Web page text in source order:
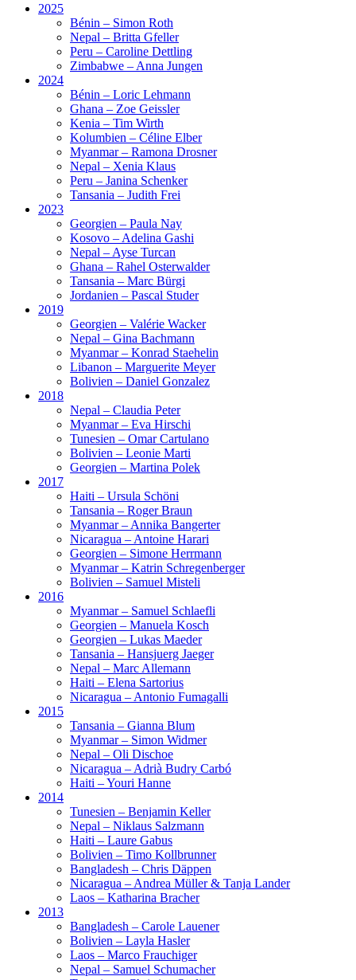
2025
Bénin – Simon Roth
Nepal – Britta Gfeller
Peru – Caroline Dettling
Zimbabwe – Anna Jungen
2024
Bénin – Loric Lehmann
Ghana – Zoe Geissler
Kenia – Tim Wirth
Kolumbien – Céline Elber
Myanmar – Ramona Drosner
Nepal – Xenia Klaus
Peru – Janina Schenker
Tansania – Judith Frei
2023
Georgien – Paula Nay
Kosovo – Adelina Gashi
Nepal – Ayse Turcan
Ghana – Rahel Osterwalder
Tansania – Marc Bürgi
Jordanien – Pascal Studer
2019
Georgien – Valérie Wacker
Nepal – Gina Bachmann
Myanmar – Konrad Staehelin
Libanon – Marguerite Meyer
Bolivien – Daniel Gonzalez
2018
Nepal – Claudia Peter
Myanmar – Eva Hirschi
Tunesien – Omar Cartulano
Bolivien – Leonie Marti
Georgien – Martina Polek
2017
Haiti – Ursula Schöni
Tansania – Roger Braun
Myanmar – Annika Bangerter
Nicaragua – Antoine Harari
Georgien – Simone Herrmann
Myanmar – Katrin Schregenberger
Bolivien – Samuel Misteli
2016
Myanmar – Samuel Schlaefli
Georgien – Manuela Kosch
Georgien – Lukas Maeder
Tansania – Hansjuerg Jaeger
Nepal – Marc Allemann
Haiti – Elena Sartorius
Nicaragua – Antonio Fumagalli
2015
Tansania – Gianna Blum
Myanmar – Simon Widmer
Nepal – Oli Dischoe
Nicaragua – Adrià Budry Carbó
Haiti – Youri Hanne
2014
Tunesien – Benjamin Keller
Nepal – Niklaus Salzmann
Haiti – Laure Gabus
Bolivien – Timo Kollbrunner
Bangladesh – Chris Däppen
Nicaragua – Andrea Müller & Tanja Lander
Laos – Katharina Bracher
2013
Bangladesh – Carole Lauener
Bolivien – Layla Hasler
Laos – Marco Frauchiger
Nepal – Samuel Schumacher